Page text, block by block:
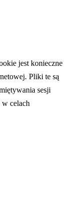
jest konieczne
Pliki te są
sesji
celach